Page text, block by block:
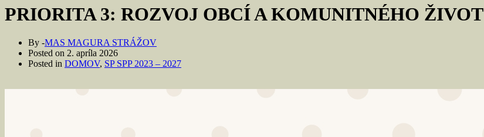
PRIORITA 3: ROZVOJ OBCÍ A KOMUNITNÉHO ŽIVOT
By -MAS MAGURA STRÁŽOV
Posted on 2. apríla 2026
Posted in DOMOV, SP SPP 2023 – 2027